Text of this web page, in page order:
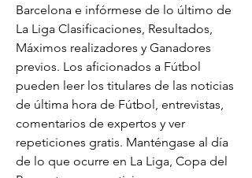
Barcelona e infórmese de lo último de
La Liga Clasificaciones, Resultados,
Máximos realizadores y Ganadores
previos. Los aficionados a Fútbol
pueden leer los titulares de las noticias
de última hora de Fútbol, entrevistas,
comentarios de expertos y ver
repeticiones gratis. Manténgase al día
de lo que ocurre en La Liga, Copa del